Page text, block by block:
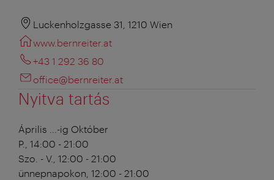
Luckenholzgasse 31, 1210 Wien
www.bernreiter.at
+43 1 292 36 80
office@bernreiter.at
Nyitva tartás
Április ...-ig Október
P., 14:00 - 21:00
Szo. - V., 12:00 - 21:00
ünnepnapokon, 12:00 - 21:00